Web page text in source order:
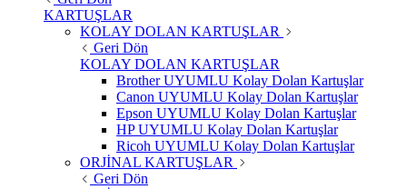
KARTUŞLAR
KOLAY DOLAN KARTUŞLAR
Geri Dön
KOLAY DOLAN KARTUŞLAR
Brother UYUMLU Kolay Dolan Kartuşlar
Canon UYUMLU Kolay Dolan Kartuşlar
Epson UYUMLU Kolay Dolan Kartuşlar
HP UYUMLU Kolay Dolan Kartuşlar
Ricoh UYUMLU Kolay Dolan Kartuşlar
ORJİNAL KARTUŞLAR
Geri Dön